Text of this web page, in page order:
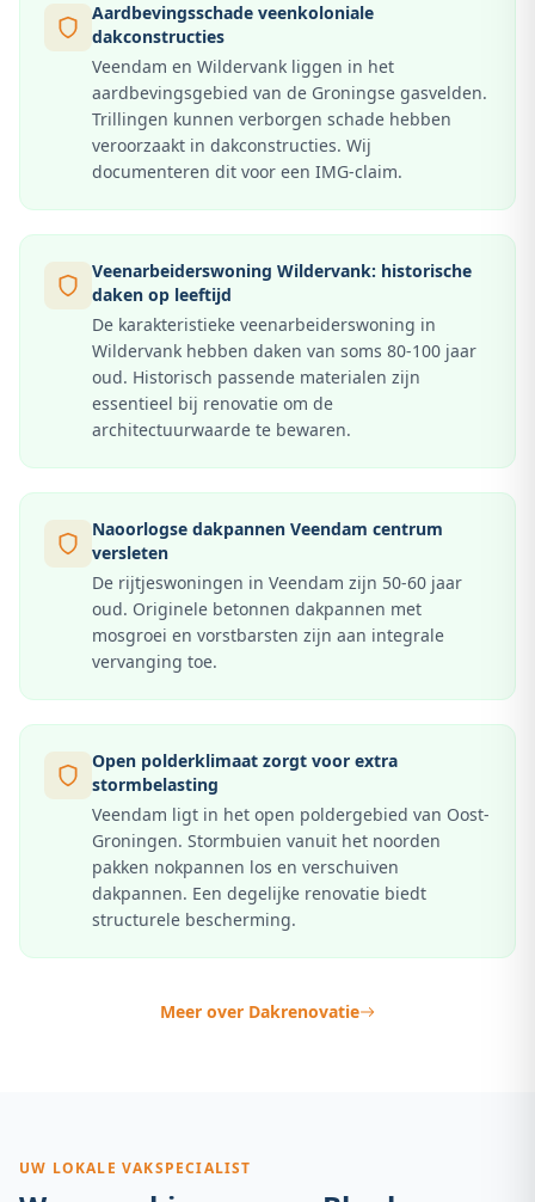
Aardbevingsschade veenkoloniale
dakconstructies
Veendam en Wildervank liggen in het
aardbevingsgebied van de Groningse gasvelden.
Trillingen kunnen verborgen schade hebben
veroorzaakt in dakconstructies. Wij
documenteren dit voor een IMG-claim.
Veenarbeiderswoning Wildervank: historische
daken op leeftijd
De karakteristieke veenarbeiderswoning in
Wildervank hebben daken van soms 80-100 jaar
oud. Historisch passende materialen zijn
essentieel bij renovatie om de
architectuurwaarde te bewaren.
Naoorlogse dakpannen Veendam centrum
versleten
De rijtjeswoningen in Veendam zijn 50-60 jaar
oud. Originele betonnen dakpannen met
mosgroei en vorstbarsten zijn aan integrale
vervanging toe.
Open polderklimaat zorgt voor extra
stormbelasting
Veendam ligt in het open poldergebied van Oost-
Groningen. Stormbuien vanuit het noorden
pakken nokpannen los en verschuiven
dakpannen. Een degelijke renovatie biedt
structurele bescherming.
Meer over Dakrenovatie
UW LOKALE VAKSPECIALIST